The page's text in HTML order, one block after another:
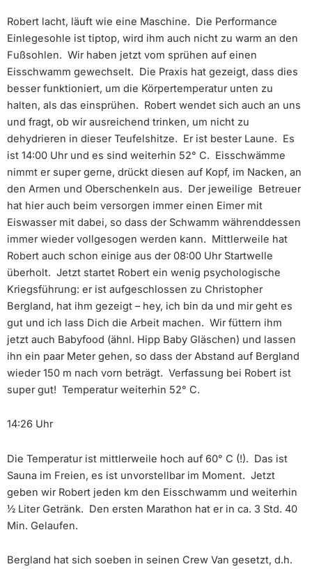
Robert lacht, läuft wie eine Maschine. Die Performance
Einlegesohle ist tiptop, wird ihm auch nicht zu warm an den
Fußsohlen. Wir haben jetzt vom sprühen auf einen
Eisschwamm gewechselt. Die Praxis hat gezeigt, dass dies
besser funktioniert, um die Körpertemperatur unten zu
halten, als das einsprühen. Robert wendet sich auch an uns
und fragt, ob wir ausreichend trinken, um nicht zu
dehydrieren in dieser Teufelshitze. Er ist bester Laune. Es
ist 14:00 Uhr und es sind weiterhin 52° C. Eisschwämme
nimmt er super gerne, drückt diesen auf Kopf, im Nacken, an
den Armen und Oberschenkeln aus. Der jeweilige Betreuer
hat hier auch beim versorgen immer einen Eimer mit
Eiswasser mit dabei, so dass der Schwamm währenddessen
immer wieder vollgesogen werden kann. Mittlerweile hat
Robert auch schon einige aus der 08:00 Uhr Startwelle
überholt. Jetzt startet Robert ein wenig psychologische
Kriegsführung: er ist aufgeschlossen zu Christopher
Bergland, hat ihm gezeigt – hey, ich bin da und mir geht es
gut und ich lass Dich die Arbeit machen. Wir füttern ihm
jetzt auch Babyfood (ähnl. Hipp Baby Gläschen) und lassen
ihn ein paar Meter gehen, so dass der Abstand auf Bergland
wieder 150 m nach vorn beträgt. Verfassung bei Robert ist
super gut! Temperatur weiterhin 52° C.
14:26 Uhr
Die Temperatur ist mittlerweile hoch auf 60° C (!). Das ist
Sauna im Freien, es ist unvorstellbar im Moment. Jetzt
geben wir Robert jeden km den Eisschwamm und weiterhin
1⁄2 Liter Getränk. Den ersten Marathon hat er in ca. 3 Std. 40
Min. Gelaufen.
Bergland hat sich soeben in seinen Crew Van gesetzt, d.h.